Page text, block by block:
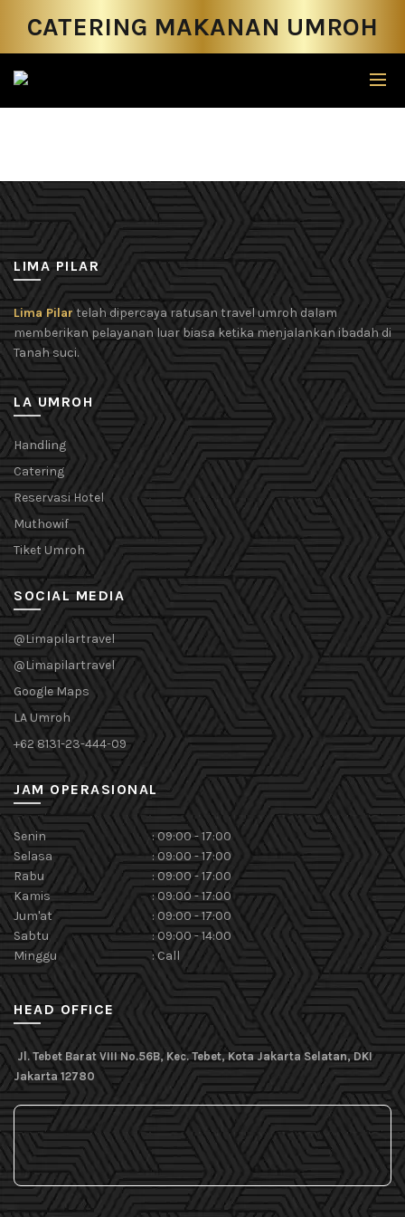
CATERING MAKANAN UMROH
LIMA PILAR
Lima Pilartelah dipercaya ratusan travel umroh dalam
memberikan pelayanan luar biasa ketika menjalankan ibadah di
Tanah suci.
LA UMROH
Handling
Catering
Reservasi Hotel
Muthowif
Tiket Umroh
SOCIAL MEDIA
@Limapilartravel
@Limapilartravel
Google Maps
LA Umroh
+62 8131-23-444-09
JAM OPERASIONAL
Senin :09:00 - 17:00
Selasa
: 09:00 - 17:00
Rabu
:09:00 - 17:00
Kamis
: 09:00 - 17:00
Jum'at
: 09:00 - 17:00
Sabtu
: 09:00 - 14:00
Minggu
: Call
HEAD OFFICE
Jl. Tebet Barat VIII No.56B, Kec. Tebet, Kota Jakarta Selatan, DKI
Jakarta 12780